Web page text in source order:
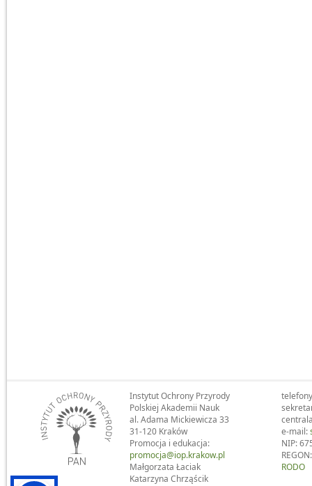
Instytut Ochrony Przyrody
Polskiej Akademii Nauk
al. Adama Mickiewicza 33
31-120 Kraków
Promocja i edukacja:
promocja@iop.krakow.pl
Małgorzata Łaciak
Katarzyna Chrząścik
e-mail:
NIP:
RODO